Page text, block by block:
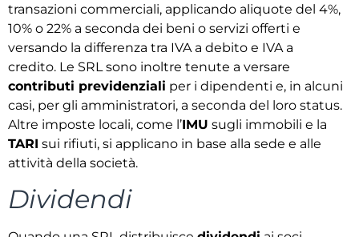
transazioni commerciali, applicando aliquote del 4%,
10% o 22% a seconda dei beni o servizi offerti e
versando la differenza tra IVA a debito e IVA a
credito. Le SRL sono inoltre tenute a versare
contributi previdenziali per i dipendenti e, in alcuni
casi, per gli amministratori, a seconda del loro status.
Altre imposte locali, come l’IMU sugli immobili e la
TARI sui rifiuti, si applicano in base alla sede e alle
attività della società.
Dividendi